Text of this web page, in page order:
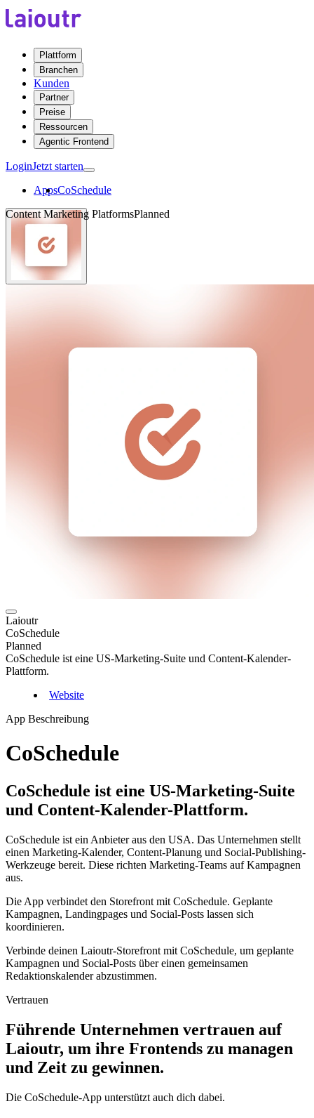
Plattform
Branchen
Kunden
Partner
Preise
Ressourcen
Agentic Frontend
LoginJetzt starten
AppsCoSchedule
Content Marketing PlatformsPlanned
Laioutr
CoSchedule
Planned
CoSchedule ist eine US-Marketing-Suite und Content-Kalender-
Plattform.
Website
App Beschreibung
CoSchedule
CoSchedule ist eine US-Marketing-Suite
und Content-Kalender-Plattform.
CoSchedule ist ein Anbieter aus den USA. Das Unternehmen stellt
einen Marketing-Kalender, Content-Planung und Social-Publishing-
Werkzeuge bereit. Diese richten Marketing-Teams auf Kampagnen
aus.
Die App verbindet den Storefront mit CoSchedule. Geplante
Kampagnen, Landingpages und Social-Posts lassen sich
koordinieren.
Verbinde deinen Laioutr-Storefront mit CoSchedule, um geplante
Kampagnen und Social-Posts über einen gemeinsamen
Redaktionskalender abzustimmen.
Vertrauen
Führende Unternehmen vertrauen auf
Laioutr, um ihre Frontends zu managen
und Zeit zu gewinnen.
Die CoSchedule-App unterstützt auch dich dabei.